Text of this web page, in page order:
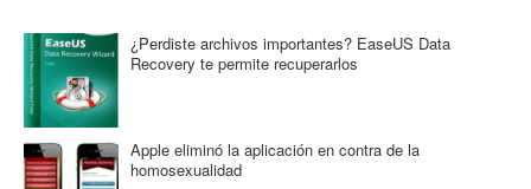
¿Perdiste archivos importantes? EaseUS Data
Recovery te permite recuperarlos
Apple eliminó la aplicación en contra de la
homosexualidad